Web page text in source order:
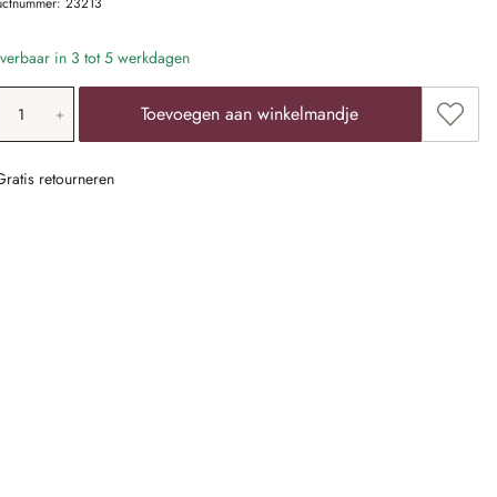
in 3 tot 5 werkdagen
voer de gewenste
Toevoegen aan winkelmandje
retourneren